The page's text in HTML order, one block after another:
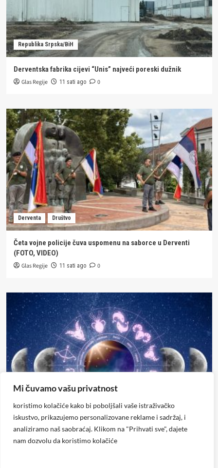
Mi čuvamo vašu privatnost
koristimo kolačiće kako bi poboljšali vaše istraživačko
iskustvo, prikazujemo personalizovane reklame i sadržaj, i
analiziramo naš saobraćaj. Klikom na "Prihvati sve", dajete
nam dozvolu da koristimo kolačiće
Republika Srpska/BiH
Derventska fabrika cijevi “Unis” najveći poreski dužnik
Glas Regije 11 sati ago 0
Derventa Društvo
Četa vojne policije čuva uspomenu na saborce u Derventi
(FOTO, VIDEO)
Glas Regije 11 sati ago 0
Horoskop za subotu, 8. avgust
Glas Regije 24 sata ago 0